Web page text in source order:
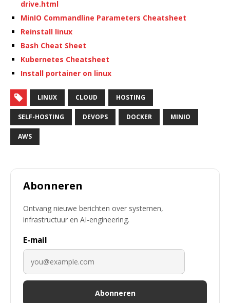
drive.html
MinIO Commandline Parameters Cheatsheet
Reinstall linux
Bash Cheat Sheet
Kubernetes Cheatsheet
Install portainer on linux
LINUX CLOUD HOSTING
SELF-HOSTING DEVOPS DOCKER MINIO
AWS
Abonneren
Ontvang nieuwe berichten over systemen,
infrastructuur en AI-engineering.
E-mail
Abonneren